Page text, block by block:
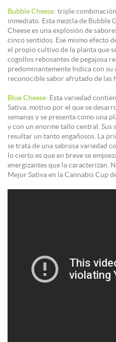
Bubble Cheese: triple
inmediato. Esta mezcla de Bubble
Cheese es una explosión de
cinco sentidos. Ese mismo efecto
el propio cultivo de la planta que
cogollos rebosantes de pegajosa
predominantemente Indica con
reconocible sabor afrutado de las
Blue Cheese: Esta variedad
Sativa, motivo por el que se
semanas y se presenta como una
y con un enorme tallo central. Sus
resultar un tanto engañosos. La
se trata de una sabrosa variedad
lo cierto es que en breve se
energizantes que la caracterizan.
Mejor Sativa en la Cannabis Cup